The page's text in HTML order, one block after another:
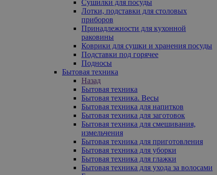
Сушилки для посуды
Лотки, подставки для столовых
приборов
Принадлежности для кухонной
раковины
Коврики для сушки и хранения посуды
Подставки под горячее
Подносы
Бытовая техника
Назад
Бытовая техника
Бытовая техника. Весы
Бытовая техника для напитков
Бытовая техника для заготовок
Бытовая техника для смешивания,
измельчения
Бытовая техника для приготовления
Бытовая техника для уборки
Бытовая техника для глажки
Бытовая техника для ухода за волосами